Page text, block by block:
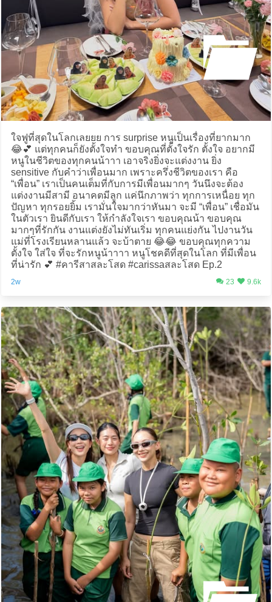
ใจฟูที่สุดในโลกเลยยย การ surprise หนูเป็นเรื่องที่ยากมาก
😂💕 แต่ทุกคนก็ยังตั้งใจทำ ขอบคุณที่ตั้งใจรัก ตั้งใจ อยากมี
หนูในชีวิตของทุกคนน้าาา เอาจริงยิ่งจะแต่งงาน ยิ่ง
sensitive กับคำว่าเพื่อนมาก เพราะครึ่งชีวิตของเรา คือ
“เพื่อน” เราเป็นคนเต็มที่กับการมีเพื่อนมากๆ วันนึงจะต้อง
แต่งงานมีสามี อนาคตมีลูก แค่นึกภาพว่า ทุกการเหนื่อย ทุก
ปัญหา ทุกรอยยิ้ม เรามั่นใจมากว่าหันมา จะมี “เพื่อน” เชื่อมัน
ในตัวเรา ยินดีกับเรา ให้กำลังใจเรา ขอบคุณน้า ขอบคุณ
มากๆที่รักกัน งานแต่งยังไม่ทันเริ่ม ทุกคนแย่งกัน ไปงานวัน
แม่ที่โรงเรียนหลานแล้ว จะบ้าตาย 😂😂 ขอบคุณทุกความ
ตั้งใจ ใส่ใจ ที่จะรักหนูน้าาาา หนูโชคดีที่สุดในโลก ที่มีเพื่อน
ที่น่ารัก 💕 #คารีสาสละโสด #carissaสละโสด Ep.2
2w 23 9.6k